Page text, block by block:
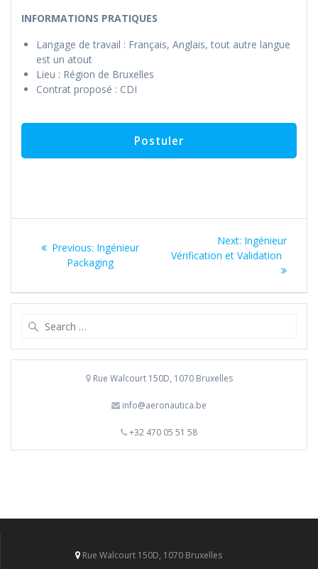
INFORMATIONS PRATIQUES
Langage de travail : Français, Anglais, tout autre langue
est un atout
Lieu : Région de Bruxelles
Contrat proposé : CDI
l’article
Previous: Previous
post:
Ingénieur
Packaging
Next: Next
post:
Ingénieur
Vérification et Validation
Rue Walcourt 150D, 1070 Bruxelles
info@aeronautica.be
+32 470 05 51 58
Rue Walcourt 150D, 1070 Bruxelles